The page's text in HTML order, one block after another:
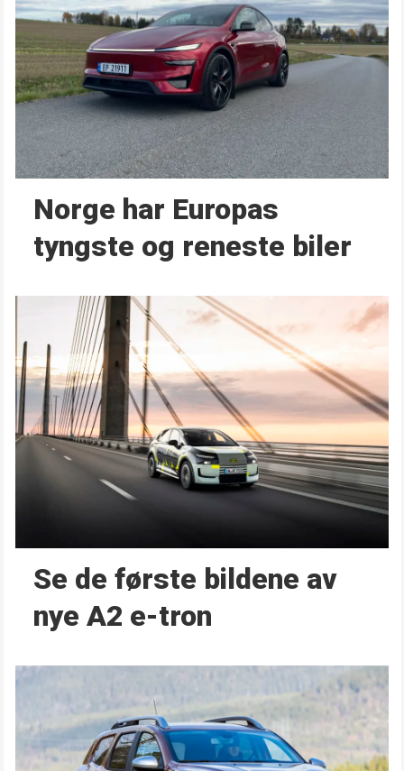
Norge har Europas
tyngste og reneste biler
Se de første bildene av
nye A2 e-tron